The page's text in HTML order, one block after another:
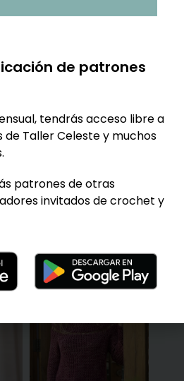
diferente
de patrones
tendrás acceso libre a
Taller Celeste y muchos
patrones de otras
invitados de crochet y